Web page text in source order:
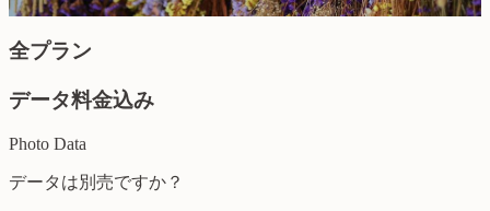
全プラン
データ料金込み
Photo Data
データは別売ですか？